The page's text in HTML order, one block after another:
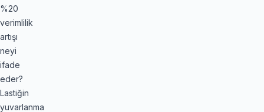
%20
verimlilik
artışı
neyi
ifade
eder?
Lastiğin
yuvarlanma